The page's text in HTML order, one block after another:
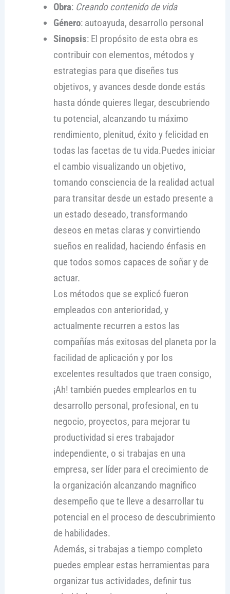
Obra: Creando contenido de vida
Género: autoayuda, desarrollo personal
Sinopsis: El propósito de esta obra es
contribuir con elementos, métodos y
estrategias para que diseñes tus
objetivos, y avances desde donde estás
hasta dónde quieres llegar, descubriendo
tu potencial, alcanzando tu máximo
rendimiento, plenitud, éxito y felicidad en
todas las facetas de tu vida.Puedes iniciar
el cambio visualizando un objetivo,
tomando consciencia de la realidad actual
para transitar desde un estado presente a
un estado deseado, transformando
deseos en metas claras y convirtiendo
sueños en realidad, haciendo énfasis en
que todos somos capaces de soñar y de
actuar.
Los métodos que se explicó fueron
empleados con anterioridad, y
actualmente recurren a estos las
compañías más exitosas del planeta por la
facilidad de aplicación y por los
excelentes resultados que traen consigo,
¡Ah! también puedes emplearlos en tu
desarrollo personal, profesional, en tu
negocio, proyectos, para mejorar tu
productividad si eres trabajador
independiente, o si trabajas en una
empresa, ser líder para el crecimiento de
la organización alcanzando magnifico
desempeño que te lleve a desarrollar tu
potencial en el proceso de descubrimiento
de habilidades.
Además, si trabajas a tiempo completo
puedes emplear estas herramientas para
organizar tus actividades, definir tus